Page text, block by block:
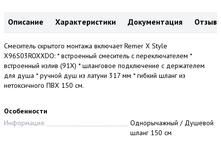
Описание Характеристики Документация
Смеситель скрытого монтажа включает Remer X Style
X96S03ROXXDO: * встроенный смеситель с переключателем *
встроенный излив (91X) * шланговое подключение с держателем
для душа * ручной душ из латуни 317 мм * гибкий шланг из
нетоксичного ПВХ 150 см.
Особенности
Информация:
Однорычажный / Душевой
шланг 150 см